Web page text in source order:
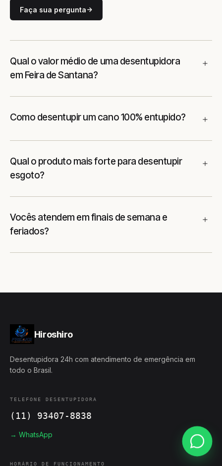
Faça sua pergunta
Qual o valor médio de uma desentupidora
em Feira de Santana?
Como desentupir um cano 100% entupido?
Qual o produto mais forte para desentupir
esgoto?
Vocês atendem em finais de semana e
feriados?
Hiroshiro
Desentupidora 24h com atendimento de emergência em
todo o Brasil.
TELEFONE DESENTUPIDORA
(11) 93407-8838
→ WhatsApp
HORÁRIO DE FUNCIONAMENTO